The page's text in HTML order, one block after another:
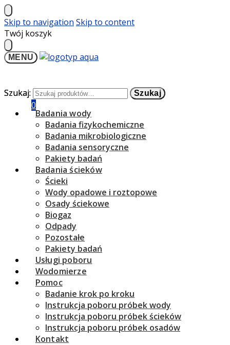
Skip to navigation Skip to content
Twój koszyk
MENU
Szukaj: Szukaj
0
Szukaj: Szukaj
Badania wody
Badania fizykochemiczne
Badania mikrobiologiczne
Badania sensoryczne
Pakiety badań
Badania ścieków
Ścieki
Wody opadowe i roztopowe
Osady ściekowe
Biogaz
Odpady
Pozostałe
Pakiety badań
Usługi poboru
Wodomierze
Pomoc
Badanie krok po kroku
Instrukcja poboru próbek wody
Instrukcja poboru próbek ścieków
Instrukcja poboru próbek osadów
Kontakt